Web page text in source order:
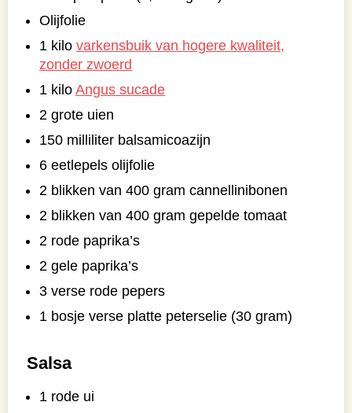
Olijfolie
1 kilo varkensbuik van hogere kwaliteit,
zonder zwoerd
1 kilo Angus sucade
2 grote uien
150 milliliter balsamicoazijn
6 eetlepels olijfolie
2 blikken van 400 gram cannellinibonen
2 blikken van 400 gram gepelde tomaat
2 rode paprika’s
2 gele paprika’s
3 verse rode pepers
1 bosje verse platte peterselie (30 gram)
Salsa
1 rode ui